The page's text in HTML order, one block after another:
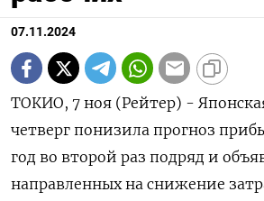
07.11.2024
ТОКИО, 7 ноя (Рейтер) -
четверг понизила прогноз
год во второй раз подряд и
направленных на снижение